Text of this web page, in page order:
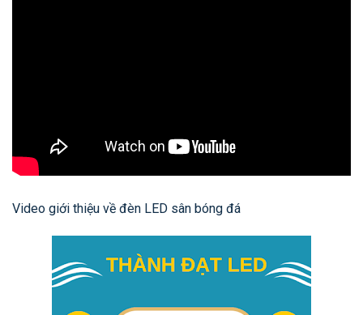
Video giới thiệu về đèn LED sân bóng đá